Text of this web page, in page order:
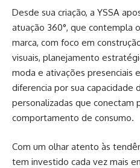
Desde sua criação, a YSSA
atuação 360°, que contempla
marca, com foco em
visuais, planejamento
moda e ativações presenciais
diferencia por sua capacidade
personalizadas que conectam
comportamento de consumo.
Com um olhar atento às
tem investido cada vez mais